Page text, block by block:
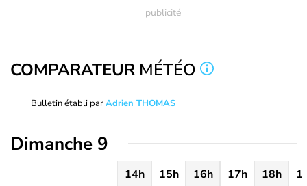
COMPARATEUR MÉTÉO
Bulletin établi parAdrien THOMAS
Dimanche 9
14h 15h 16h 17h 18h